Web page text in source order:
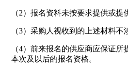
（2）报名资料未按要求提供或
（3）采购人视收到的上述材料不
（4）前来报名的供应商应保证
本次及以后的报名资格。